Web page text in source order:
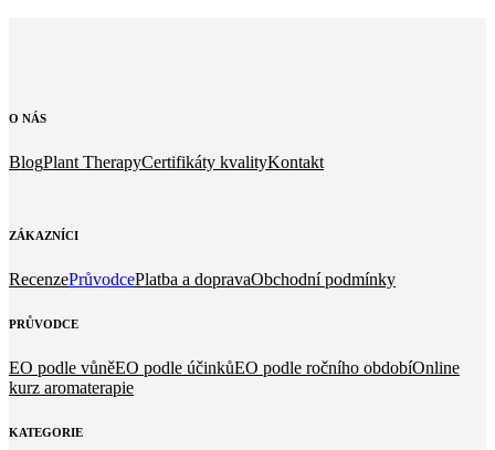
O NÁS
BlogPlant TherapyCertifikáty kvalityKontakt
ZÁKAZNÍCI
RecenzePrůvodcePlatba a dopravaObchodní podmínky
PRŮVODCE
EO podle vůněEO podle účinkůEO podle ročního obdobíOnline
kurz aromaterapie
KATEGORIE